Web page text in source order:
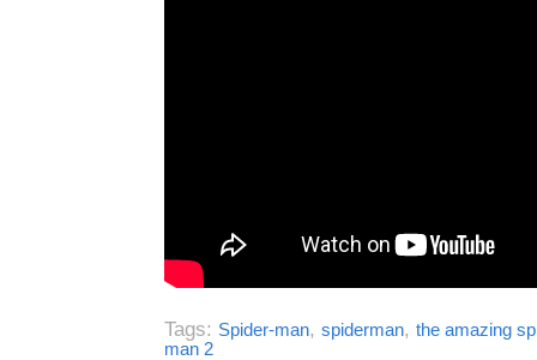
Tags: Spider-man, spiderman, the amazing
man 2